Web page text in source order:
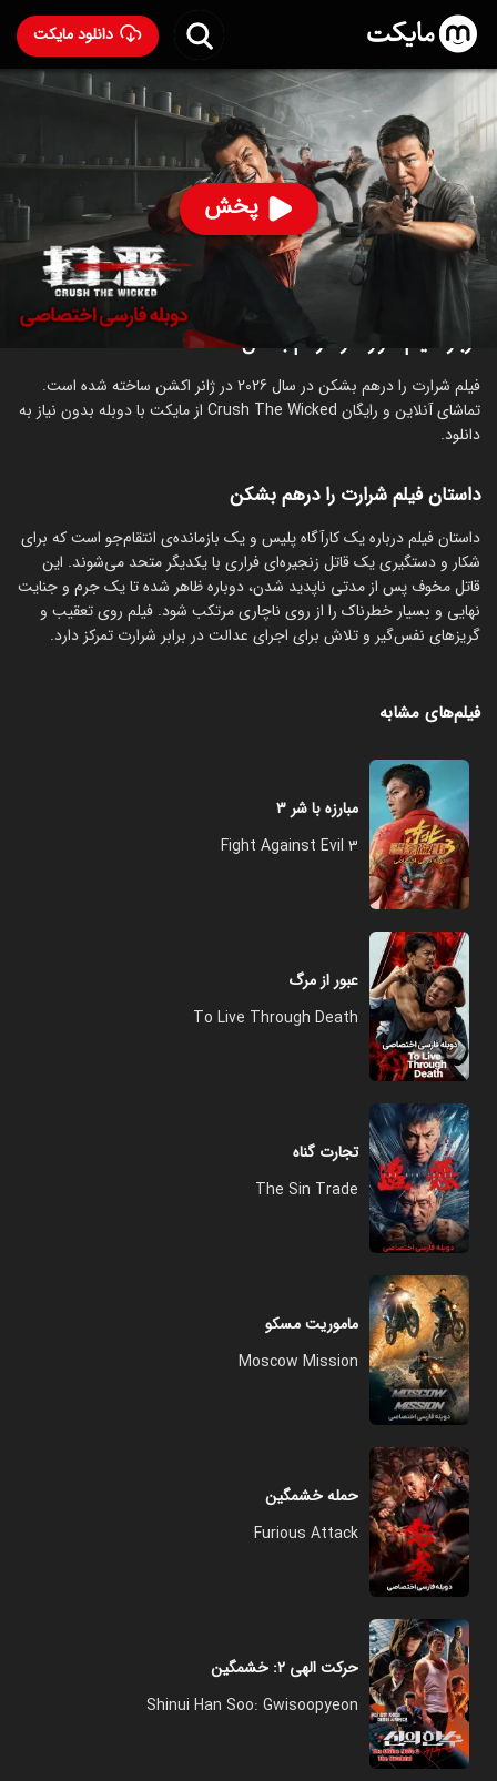
دانلود مایکت
پخش
فیلم شرارت را درهم بشکن با دوبله فارسی
- Crush The
Wicked 2026
۳۲ 96%
ساخت چین سال 2026
رده سنی ۱۸+
اکشن
درباره فیلم شرارت را درهم بشکن
فیلم شرارت را درهم بشکن در سال 2026 در ژانر اکشن ساخته شده است.
تماشای آنلاین و رایگان Crush The Wicked از مایکت با دوبله بدون نیاز به
دانلود.
داستان فیلم شرارت را درهم بشکن
‏داستان فیلم درباره یک کارآگاه پلیس و یک بازمانده‌ی انتقام‌جو است که برای
شکار و دستگیری یک قاتل زنجیره‌ای فراری با یکدیگر متحد می‌شوند. این
قاتل مخوف پس از مدتی ناپدید شدن، دوباره ظاهر شده تا یک جرم و جنایت
نهایی و بسیار خطرناک را از روی ناچاری مرتکب شود. فیلم روی تعقیب و
گریزهای نفس‌گیر و تلاش برای اجرای عدالت در برابر شرارت تمرکز دارد.
فیلم‌های مشابه
مبارزه با شر ۳
Fight Against Evil 3
عبور از مرگ
To Live Through Death
تجارت گناه
The Sin Trade
ماموریت مسکو
Moscow Mission
حمله خشمگین
Furious Attack
حرکت الهی ۲: خشمگین
Shinui Han Soo: Gwisoopyeon